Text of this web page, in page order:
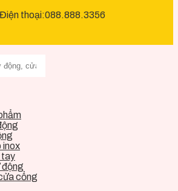
Điện thoại:088.888.3356
inox
tay
động
cổng